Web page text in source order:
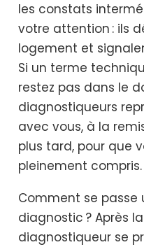
les constats
votre attention : ils
logement et
Si un terme
restez pas dans le
diagnostiqueurs
avec vous, à la
plus tard, pour que
pleinement compris.
Comment se passe
diagnostic ? Après
diagnostiqueur se